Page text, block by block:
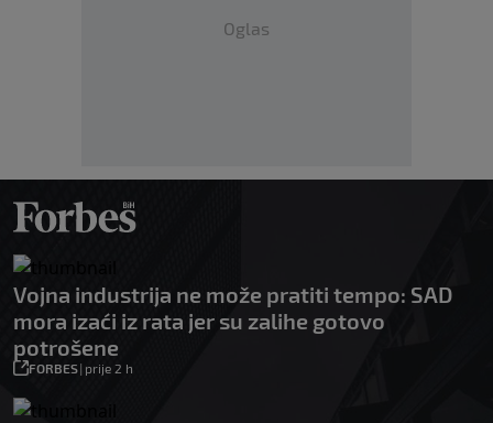
Oglas
Vojna industrija ne može pratiti tempo: SAD
mora izaći iz rata jer su zalihe gotovo
potrošene
FORBES| prije 2 h